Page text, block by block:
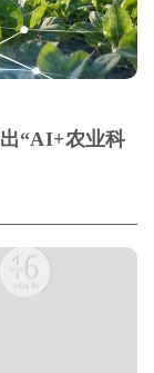
“AI+农业科